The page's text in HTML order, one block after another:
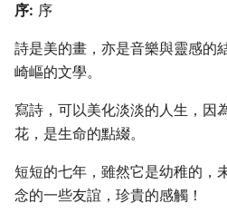
序: 序
詩是美的畫，亦是音樂與靈感的
崎嶇的文學。
寫詩，可以美化淡淡的人生，因
花，是生命的點綴。
短短的七年，雖然它是幼稚的，
念的一些友誼，珍貴的感觸！